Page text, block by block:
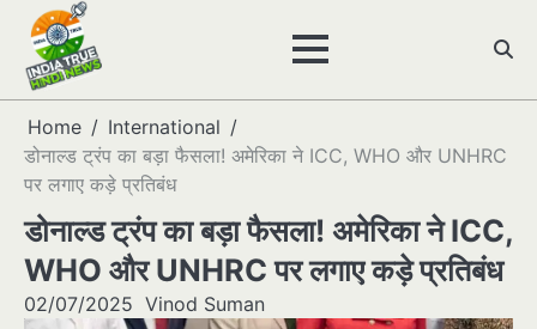
Skip
content
Home
International
डोनाल्ड ट्रंप का बड़ा फैसला! अमेरिका ने ICC, WHO और UNHRC
पर लगाए कड़े प्रतिबंध
डोनाल्ड ट्रंप का बड़ा फैसला! अमेरिका ने ICC,
WHO और UNHRC पर लगाए कड़े प्रतिबंध
02/07/2025 Vinod Suman